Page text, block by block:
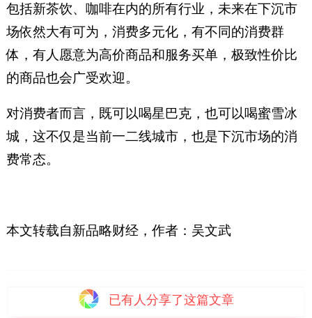
包括新茶饮、咖啡在内的所有行业，未来在下沉市
场依然大有可为，消费多元化，有不同的消费群
体，有人愿意为高价商品和服务买单，极致性价比
的商品也会广受欢迎。
对消费者而言，既可以喝星巴克，也可以喝蜜雪冰
城，这不仅是当前一二线城市，也是下沉市场的消
费常态。
本文转载自新品略财经‍‍‍‍‍‍，作者：吴文武
已有人分享了这篇文章